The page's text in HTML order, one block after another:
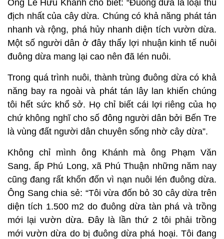
Ông Lê Hữu Khánh cho biết: “Đuông dừa là loại thù
địch nhất của cây dừa. Chúng có khả năng phát tán
nhanh và rộng, phá hủy nhanh diện tích vườn dừa.
Một số người dân ở đây thấy lợi nhuận kinh tế nuôi
đuông dừa mang lại cao nên đã lén nuôi.
Trong quá trình nuôi, thành trùng đuông dừa có khả
năng bay ra ngoài và phát tán lây lan khiến chúng
tôi hết sức khổ sở. Họ chỉ biết cái lợi riêng của họ
chứ không nghĩ cho số đông người dân bởi Bến Tre
là vùng đất người dân chuyên sống nhờ cây dừa”.
Không chỉ mình ông Khánh mà ông Phạm Văn
Sang, ấp Phú Long, xã Phú Thuận những năm nay
cũng đang rất khốn đốn vì nạn nuôi lén đuông dừa.
Ông Sang chia sẻ: “Tôi vừa đốn bỏ 30 cây dừa trên
diện tích 1.500 m2 do đuông dừa tàn phá và trồng
mới lại vườn dừa. Đây là lần thứ 2 tôi phải trồng
mới vườn dừa do bị đuông dừa phá hoại. Tôi đang